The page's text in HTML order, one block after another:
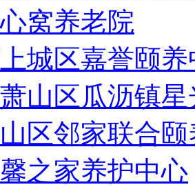
窝养老院
城区嘉誉颐养
山区瓜沥镇
区邻家联合颐
之家养护中心